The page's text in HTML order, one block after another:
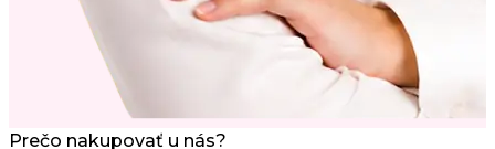
Prečo nakupovať u nás?